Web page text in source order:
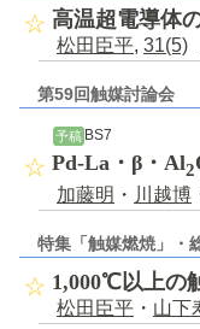
高温超電導体
松田臣平, 31(5)
第59回触媒討論会
予稿 BS7
Pd-La・β・Al2
加藤明 ・ 川越博
特集「触媒燃焼」・
1,000℃以上の
松田臣平 ・ 山下